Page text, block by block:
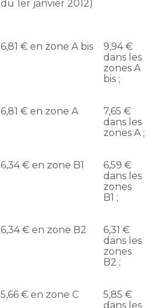
du 1er janvier 2012)
6,81 € en zone A bis
9,94 €
dans les
zones A
bis ;
6,81 € en zone A
7,65 €
dans les
zones A ;
6,34 € en zone B1
6,59 €
dans les
zones
B1 ;
6,34 € en zone B2
6,31 €
dans les
zones
B2 ;
5,66 € en zone C
5,85 €
dans les